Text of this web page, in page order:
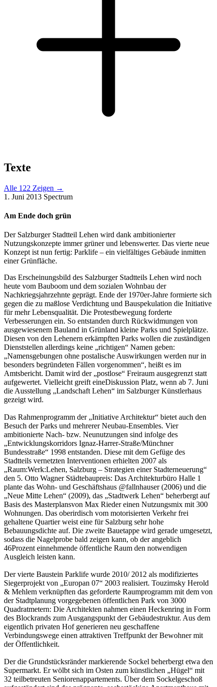
Texte
Alle 122 Zeigen →
1. Juni 2013 Spectrum
Am Ende doch grün
Der Salzburger Stadtteil Lehen wird dank ambitionierter
Nutzungskonzepte immer grüner und lebenswerter. Das vierte neue
Konzept ist nun fertig: Parklife – ein vielfältiges Gebäude inmitten
einer Grünfläche.
Das Erscheinungsbild des Salzburger Stadtteils Lehen wird noch
heute vom Bauboom und dem sozialen Wohnbau der
Nachkriegsjahrzehnte geprägt. Ende der 1970er-Jahre formierte sich
gegen die zu maßlose Verdichtung und Bauspekulation die Initiative
für mehr Lebensqualität. Die Protestbewegung forderte
Verbesserungen ein. So entstanden durch Rückwidmungen von
ausgewiesenem Bauland in Grünland kleine Parks und Spielplätze.
Diesen von den Lehenern erkämpften Parks wollen die zuständigen
Dienststellen allerdings keine „richtigen“ Namen geben:
„Namensgebungen ohne postalische Auswirkungen werden nur in
besonders begründeten Fällen vorgenommen“, heißt es im
Amtsbericht. Damit wird der „postlose“ Freiraum ausgegrenzt statt
aufgewertet. Vielleicht greift eineDiskussion Platz, wenn ab 7. Juni
die Ausstellung „Landschaft Lehen“ im Salzburger Künstlerhaus
gezeigt wird.
Das Rahmenprogramm der „Initiative Architektur“ bietet auch den
Besuch der Parks und mehrerer Neubau-Ensembles. Vier
ambitionierte Nach- bzw. Neunutzungen sind infolge des
„Entwicklungskorridors Ignaz-Harrer-Straße/Münchner
Bundesstraße“ 1998 entstanden. Diese mit dem Gefüge des
Stadtteils vernetzten Interventionen erhielten 2007 als
„Raum:Werk:Lehen, Salzburg – Strategien einer Stadterneuerung“
den 5. Otto Wagner Städtebaupreis: Das Architekturbüro Halle 1
plante das Wohn- und Geschäftshaus @fallnhauser (2006) und die
„Neue Mitte Lehen“ (2009), das „Stadtwerk Lehen“ beherbergt auf
Basis des Masterplansvon Max Rieder einen Nutzungsmix mit 300
Wohnungen. Das oberirdisch vom motorisierten Verkehr frei
gehaltene Quartier weist eine für Salzburg sehr hohe
Bebauungsdichte auf. Die zweite Bauetappe wird gerade umgesetzt,
sodass die Nagelprobe bald zeigen kann, ob der angeblich
46Prozent einnehmende öffentliche Raum den notwendigen
Ausgleich leisten kann.
Der vierte Baustein Parklife wurde 2010/ 2012 als modifiziertes
Siegerprojekt von „Europan 07“ 2003 realisiert. Touzimsky Herold
& Mehlem verknüpften das geforderte Raumprogramm mit dem von
der Stadtplanung vorgegebenen öffentlichen Park von 3000
Quadratmetern: Die Architekten nahmen einen Heckenring in Form
des Blockrands zum Ausgangspunkt der Gebäudestruktur. Aus dem
eigentlich privaten Hof generieren neu geschaffene
Verbindungswege einen attraktiven Treffpunkt der Bewohner mit
der Öffentlichkeit.
Der die Grundstücksränder markierende Sockel beherbergt etwa den
Supermarkt. Er wölbt sich im Osten zum künstlichen „Hügel“ mit
32 teilbetreuten Seniorenappartements. Über dem Sockelgeschoß